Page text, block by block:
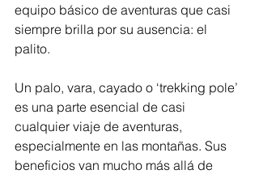
equipo básico de aventuras que casi
siempre brilla por su ausencia: el
palito.
Un palo, vara, cayado o ‘trekking pole’
es una parte esencial de casi
cualquier viaje de aventuras,
especialmente en las montañas. Sus
beneficios van mucho más allá de